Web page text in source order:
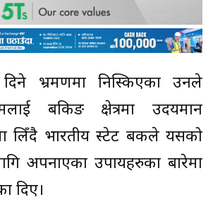
भ्रमणमा निस्किएका उनले
बैंकिङ क्षेत्रमा उदयमान
लिँदै भारतीय स्टेट बैंकले यसको
अपनाएका उपायहरुका बारेमा
दिए।